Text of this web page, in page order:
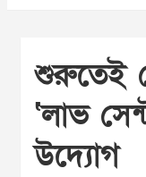
শুরুতেই
‘লাভ
উদ্যোগ